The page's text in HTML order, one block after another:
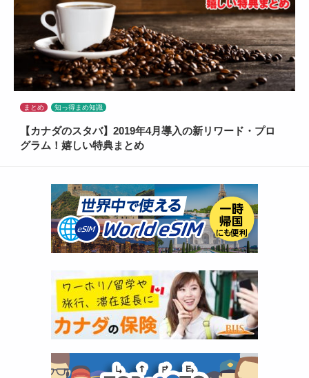
まとめ 知っ得まめ知識
【カナダのスタバ】2019年4月導入の新リワード・プロ
グラム！嬉しい特典まとめ